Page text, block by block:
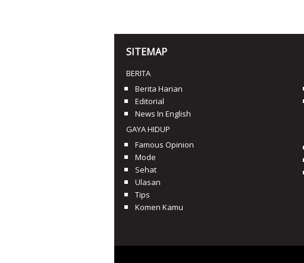
SITEMAP
BERITA
Berita Harian
Editorial
News In English
GAYA HIDUP
Famous Opinion
Mode
Sehat
Ulasan
Tips
Komen Kamu